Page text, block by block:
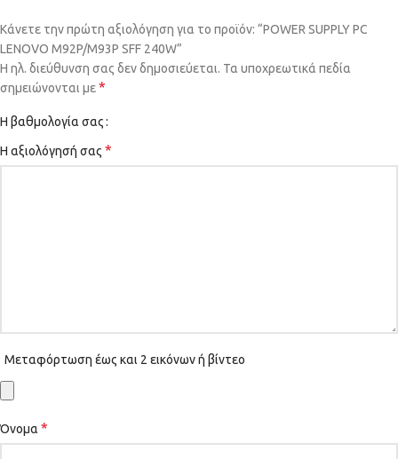
Κάνετε την πρώτη αξιολόγηση για το προϊόν: “POWER SUPPLY PC
LENOVO M92P/M93P SFF 240W”
Η ηλ. διεύθυνση σας δεν δημοσιεύεται. Τα υποχρεωτικά πεδία
σημειώνονται με*
Η βαθμολογία σας
Η αξιολόγησή σας *
Μεταφόρτωση έως και 2 εικόνων ή βίντεο
Όνομα *